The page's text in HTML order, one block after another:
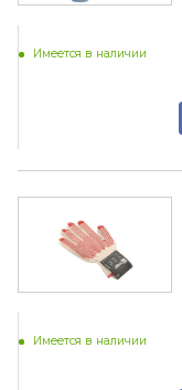
Имеется в наличии
Имеется в наличии